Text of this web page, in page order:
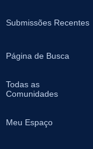
Submissões Recentes
Página de Busca
Todas as
Comunidades
Meu Espaço